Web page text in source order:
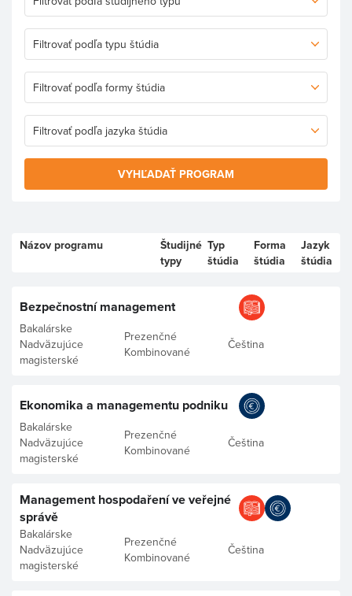
VYHĽADAŤ PROGRAM
Názov programu
Študijné
typy
Typ
štúdia
Forma
štúdia
Jazyk
štúdia
Bezpečnostní management
Bakalárske
Nadväzujúce
magisterské
Prezenčné
Kombinované
Čeština
Ekonomika a managementu podniku
Bakalárske
Nadväzujúce
magisterské
Prezenčné
Kombinované
Čeština
Management hospodaření ve veřejné
správě
Bakalárske
Nadväzujúce
magisterské
Prezenčné
Kombinované
Čeština